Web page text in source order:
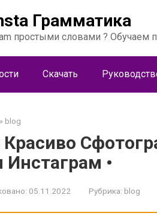
Грамматика
простыми словами ? Обучаем
Скачать
» blog
Красиво
Инстаграм •
05.11.2022 Рубрика: blog